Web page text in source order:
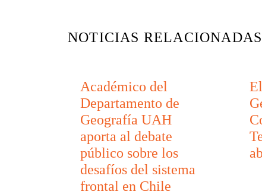
NOTICIAS RELACIONADAS
Académico del
Departamento de
Geografía UAH
aporta al debate
público sobre los
desafíos del sistema
frontal en Chile